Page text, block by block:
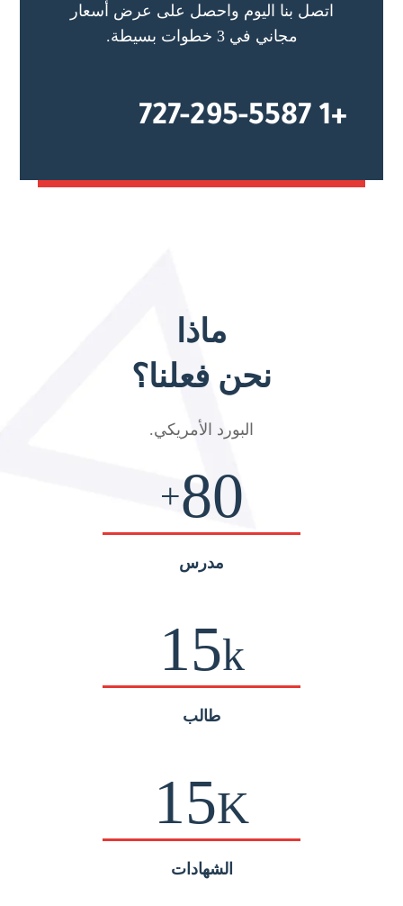
اتصل بنا اليوم واحصل على عرض أسعار
مجاني في 3 خطوات بسيطة.
+1 727-295-5587
ماذا
نحن فعلنا؟
البورد الأمريكي.
80
+
مدرس
15k
طالب
15K
الشهادات